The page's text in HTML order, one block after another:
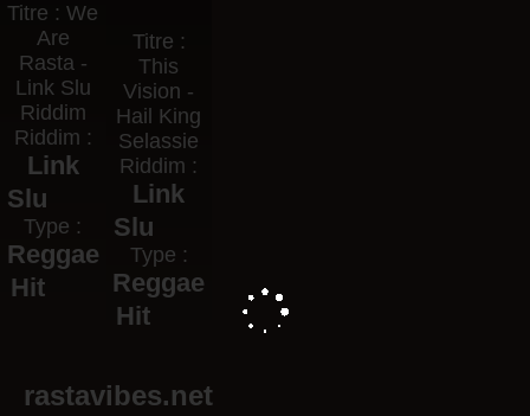
Titre : We
Are
Rasta -
Link Slu
Riddim
Riddim :
Link
Slu
Type :
Reggae
Hit
Titre :
This
Vision -
Hail King
Selassie
Riddim :
Link
Slu
Type :
Reggae
Hit
rastavibes.net